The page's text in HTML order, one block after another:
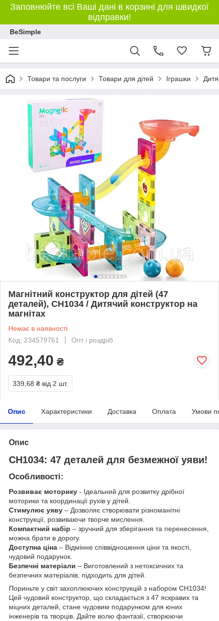
Заповнюйте всі Ваші дані в корзині для швидкої
відправки!
BeSimple
Товари та послуги Товари для дітей Іграшки
Магнітний конструктор для дітей (47
деталей), CH1034 / Дитячий конструктор на
магнітах
Немає в наявності
Код: 234579761
Опт і роздріб
492,40 ₴
339,68 ₴ від 2 шт.
Опис Характеристики Доставка Оплата Умови
Опис
CH1034: 47 деталей для безмежної уяви!
Особливості:
Розвиває моторику - Ідеальний для розвитку дрібної
моторики та координації рухів у дітей.
Стимулює уяву – Дозволяє створювати різноманітні
конструкції, розвиваючи творче мислення.
Компактний набір – зручний для зберігання та перенесення,
можна брати в дорогу.
Доступна ціна – Відмінне співвідношення ціни та якості,
чудовий подарунок.
Безпечні матеріали – Виготовлений з нетоксичних та
безпечних матеріалів, підходить для дітей.
Пориньте у світ захоплюючих конструкцій з набором CH1034!
Цей чудовий конструктор, що складається з 47 яскравих та
міцних деталей, стане чудовим подарунком для юних
інженерів та творців. Дайте волю фантазії, створюючи